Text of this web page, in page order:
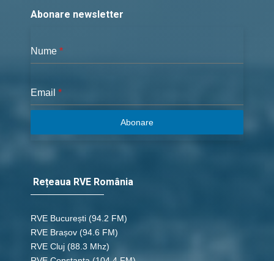
Abonare newsletter
Nume *
Email *
Abonare
Rețeaua RVE România
RVE București (94.2 FM)
RVE Brașov (94.6 FM)
RVE Cluj (88.3 Mhz)